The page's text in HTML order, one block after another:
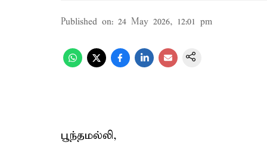
Published on: 24 May 2026, 12:01 pm
பூந்தமல்லி,